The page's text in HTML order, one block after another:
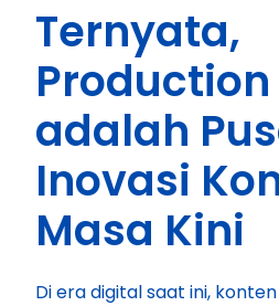
Ternyata,
Production
adalah
Inovasi
Masa Kini
Di era digital saat ini,